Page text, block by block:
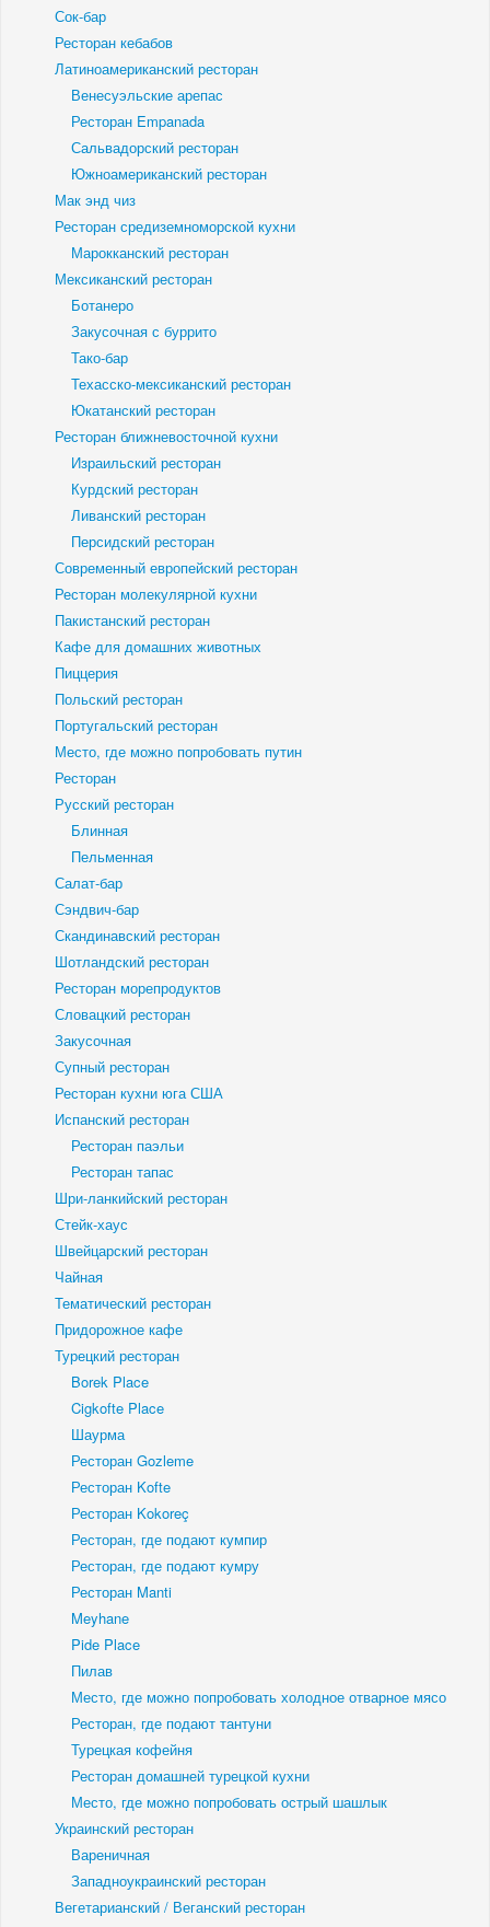
Сок-бар
Ресторан кебабов
Латиноамериканский ресторан
Венесуэльские арепас
Ресторан Empanada
Сальвадорский ресторан
Южноамериканский ресторан
Мак энд чиз
Ресторан средиземноморской кухни
Марокканский ресторан
Мексиканский ресторан
Ботанеро
Закусочная с буррито
Тако-бар
Техасско-мексиканский ресторан
Юкатанский ресторан
Ресторан ближневосточной кухни
Израильский ресторан
Курдский ресторан
Ливанский ресторан
Персидский ресторан
Современный европейский ресторан
Ресторан молекулярной кухни
Пакистанский ресторан
Кафе для домашних животных
Пиццерия
Польский ресторан
Португальский ресторан
Место, где можно попробовать путин
Ресторан
Русский ресторан
Блинная
Пельменная
Салат-бар
Сэндвич-бар
Скандинавский ресторан
Шотландский ресторан
Ресторан морепродуктов
Словацкий ресторан
Закусочная
Супный ресторан
Ресторан кухни юга США
Испанский ресторан
Ресторан паэльи
Ресторан тапас
Шри-ланкийский ресторан
Стейк-хаус
Швейцарский ресторан
Чайная
Тематический ресторан
Придорожное кафе
Турецкий ресторан
Borek Place
Cigkofte Place
Шаурма
Ресторан Gozleme
Ресторан Kofte
Ресторан Kokoreç
Ресторан, где подают кумпир
Ресторан, где подают кумру
Ресторан Manti
Meyhane
Pide Place
Пилав
Место, где можно попробовать холодное отварное мясо
Ресторан, где подают тантуни
Турецкая кофейня
Ресторан домашней турецкой кухни
Место, где можно попробовать острый шашлык
Украинский ресторан
Вареничная
Западноукраинский ресторан
Вегетарианский / Веганский ресторан